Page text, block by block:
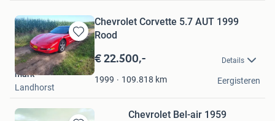
Bewaren
in
Mijn
Favorieten
Chevrolet Corvette 5.7 AUT 1999
Rood
€ 22.500,- Details
1999 109.818 km
mark
Landhorst
Eergisteren
Chevrolet Bel-air 1959